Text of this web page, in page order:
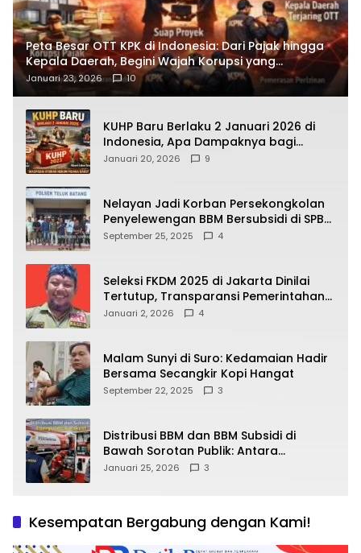
Peta Besar OTT KPK di Indonesia: Dari Pajak hingga
Kepala Daerah, Begini Wajah Korupsi yang
Terbongkar
Januari 23, 2026 10
KUHP Baru Berlaku 2 Januari 2026 di
Indonesia, Apa Dampaknya bagi
Kehidupan Warga? Ini Aturan Kunci
Januari 20, 2026 9
Nelayan Jadi Korban Persekongkolan
Penyelewengan BBM Bersubsidi di SPBU
64.78809 Teluk Batang
September 25, 2025 4
Seleksi FKDM 2025 di Jakarta Dinilai
Tertutup, Transparansi Pemerintahan
Pramono–Rano Dipertanyakan
Januari 2, 2026 4
Malam Sunyi di Suro: Kedamaian Hadir
Bersama Secangkir Kopi Hangat
September 22, 2025 3
Distribusi BBM dan BBM Subsidi di
Bawah Sorotan Publik: Antara
Kepentingan Negara, Hak Konsumen,
Januari 25, 2026 3
Kesempatan Bergabung dengan Kami!